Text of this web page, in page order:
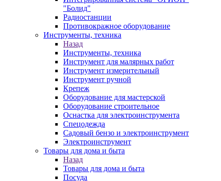
"Болид"
Радиостанции
Противокражное оборудование
Инструменты, техника
Назад
Инструменты, техника
Инструмент для малярных работ
Инструмент измерительный
Инструмент ручной
Крепеж
Оборудование для мастерской
Оборудование строительное
Оснастка для электроинструмента
Спецодежда
Садовый бензо и электроинструмент
Электроинструмент
Товары для дома и быта
Назад
Товары для дома и быта
Посуда